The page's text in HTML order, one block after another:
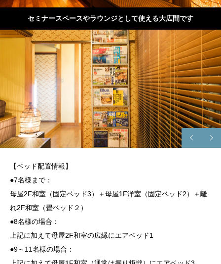
セミナースペースやラウンジとして使える大広間です
【ベッド配置情報】
●7名様まで：
母屋2F和室（固定ベッド3）＋母屋1F洋室（固定ベッド2）＋離
れ2F和室（畳ベッド２）
●8名様の場合：
上記に加えて母屋2F和室の広縁にエアベッド1
●9～11名様の場合：